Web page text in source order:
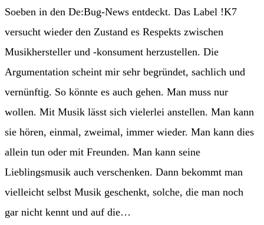
Soeben in den De:Bug-News entdeckt. Das Label !K7
versucht wieder den Zustand es Respekts zwischen
Musikhersteller und -konsument herzustellen. Die
Argumentation scheint mir sehr begründet, sachlich und
vernünftig. So könnte es auch gehen. Man muss nur
wollen. Mit Musik lässt sich vielerlei anstellen. Man kann
sie hören, einmal, zweimal, immer wieder. Man kann dies
allein tun oder mit Freunden. Man kann seine
Lieblingsmusik auch verschenken. Dann bekommt man
vielleicht selbst Musik geschenkt, solche, die man noch
gar nicht kennt und auf die…